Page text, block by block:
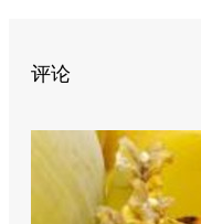
评论